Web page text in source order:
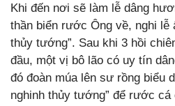
Khi đến nơi sẽ làm lễ dâng
thần biển rước Ông về, nghi lễ
thủy tướng”. Sau khi 3 hồi
đầu, một vị bô lão có uy tín
đó đoàn múa lên sư rồng biểu
nghinh thủy tướng” để rước cá